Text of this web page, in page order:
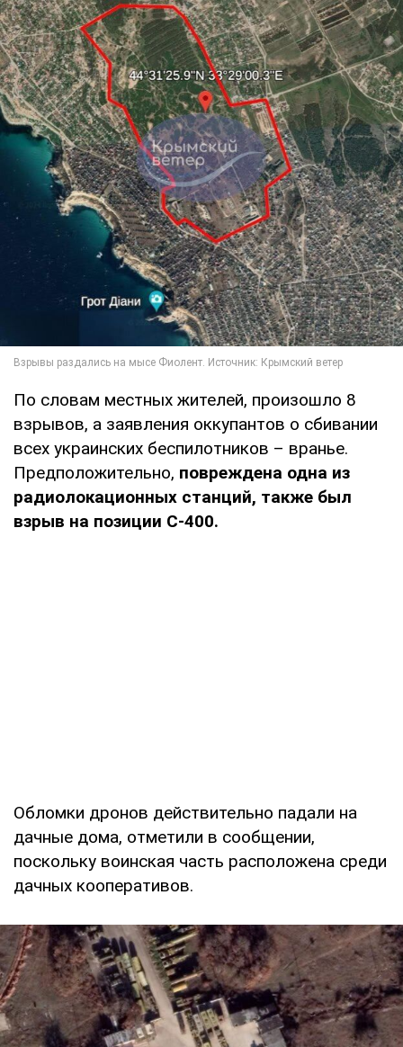
По словам местных жителей, произошло 8
взрывов, а заявления оккупантов о сбивании
всех украинских беспилотников – вранье.
Предположительно, повреждена одна из
радиолокационных станций, также был
взрыв на позиции С-400.
Обломки дронов действительно падали на
дачные дома, отметили в сообщении,
поскольку воинская часть расположена среди
дачных кооперативов.